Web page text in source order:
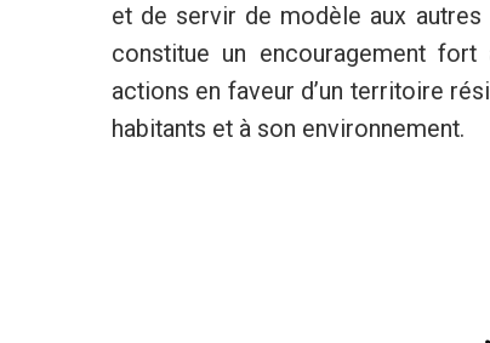
et de servir de modèle aux
constitue un encouragement
actions en faveur d’un territoire
habitants et à son environnement.